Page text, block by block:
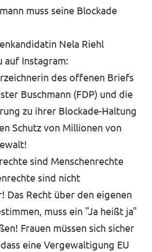
muss seine Blockade
Nela Riehl
auf Instagram:
des offenen Briefs
Buschmann (FDP) und die
zu ihrer Blockade-Haltung
Schutz von Millionen von
sind Menschenrechte
sind nicht
Das Recht über den eigenen
muss ein "Ja heißt ja"
Frauen müssen sich sicher
eine Vergewaltigung EU